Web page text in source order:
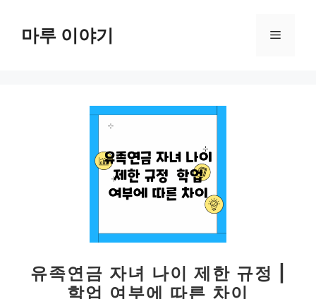
마루 이야기 메
유족연금 자녀 나이 제한 규정 |
학업 여부에 따른 차이